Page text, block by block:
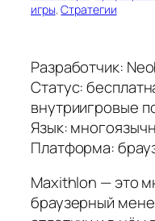
игры, Стратегии
Разработчик:
Статус:
внутриигровые
Язык:
Платформа:
Maxithlon — это
браузерный